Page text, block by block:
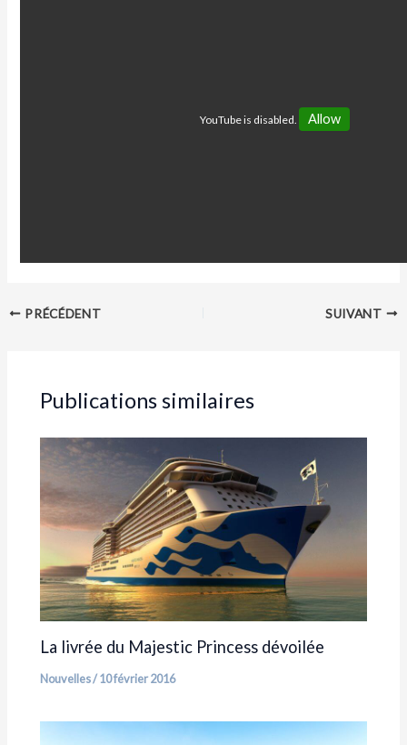
YouTube is disabled. Allow
PRÉCÉDENT SUIVANT
Publications similaires
La livrée du Majestic Princess dévoilée
Nouvelles/10 février 2016